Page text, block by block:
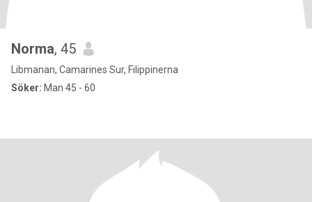
Norma, 45
Libmanan, Camarines Sur, Filippinerna
Söker: Man 45 - 60